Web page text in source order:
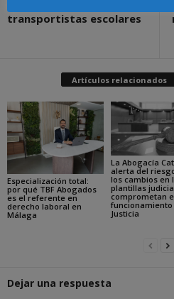
transportistas escolares
Artículos relacionados
Especialización total:
por qué TBF Abogados
es el referente en
derecho laboral en
Málaga
La Abogacía
alerta del
los cambios en
plantillas
comprometan
funcionamiento
Justicia
Dejar una respuesta